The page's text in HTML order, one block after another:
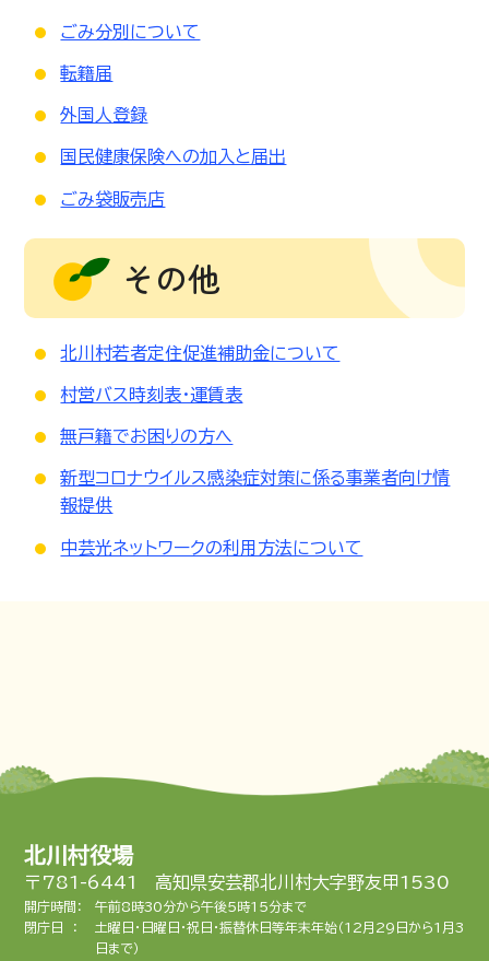
ごみ分別について
転籍届
外国人登録
国民健康保険への加入と届出
ごみ袋販売店
その他
北川村若者定住促進補助金について
村営バス時刻表・運賃表
無戸籍でお困りの方へ
新型コロナウイルス感染症対策に係る事業者向け情
報提供
中芸光ネットワークの利用方法について
北川村役場
〒781-6441 高知県安芸郡北川村大字野友甲1530
開庁時間：
午前8時30分から午後5時15分まで
閉庁日 ：
土曜日・日曜日・祝日・振替休日等年末年始（12月29日から1月3
日まで）